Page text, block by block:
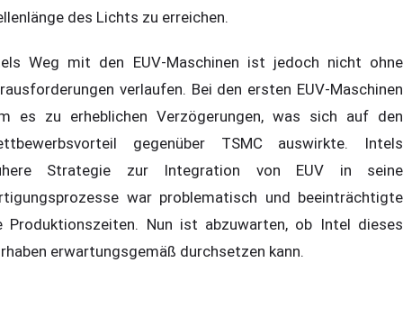
des Lichts zu erreichen.
Weg mit den EUV-Maschinen ist jedoch nicht ohne
verlaufen. Bei den ersten EUV-Maschinen
es zu erheblichen Verzögerungen, was sich auf den
gegenüber TSMC auswirkte. Intels
Strategie zur Integration von EUV in seine
war problematisch und beeinträchtigte
Produktionszeiten. Nun ist abzuwarten, ob Intel dieses
erwartungsgemäß durchsetzen kann.